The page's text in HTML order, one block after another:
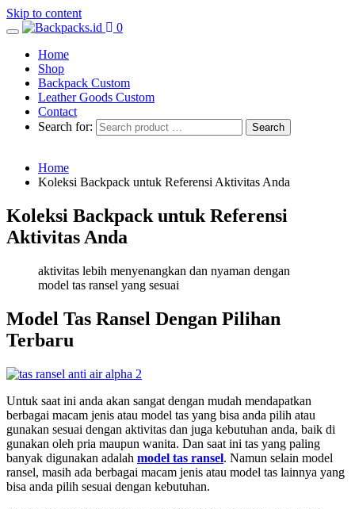
Skip to content
0
Home
Shop
Backpack Custom
Leather Goods Custom
Contact
Search for:
Home
Koleksi Backpack untuk Referensi Aktivitas Anda
Koleksi Backpack untuk Referensi
Aktivitas Anda
aktivitas lebih menyenangkan dan nyaman dengan
model tas ransel yang sesuai
Model Tas Ransel Dengan Pilihan
Terbaru
Untuk saat ini anda akan sangat dengan mudah mendapatkan
berbagai macam jenis atau model tas yang bisa anda pilih atau
gunakan sesuai dengan aktivitas dan juga kebutuhan anda, baik di
gunakan oleh pria maupun wanita. Dan saat ini tas yang paling
banyak digunakan adalah model tas ransel. Namun selain model
ransel, masih ada berbagai macam jenis atau model tas lainnya yang
bisa anda pilih sesuai dengan kebutuhan.